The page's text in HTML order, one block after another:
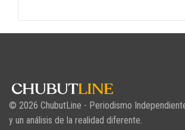
© 2026 ChubutLine - Periodismo
y un análisis de la realidad diferente.